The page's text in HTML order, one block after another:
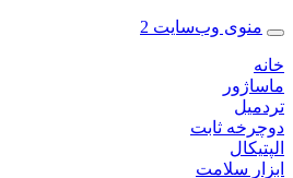
وب‌سایت 2
ثابت
سلامت